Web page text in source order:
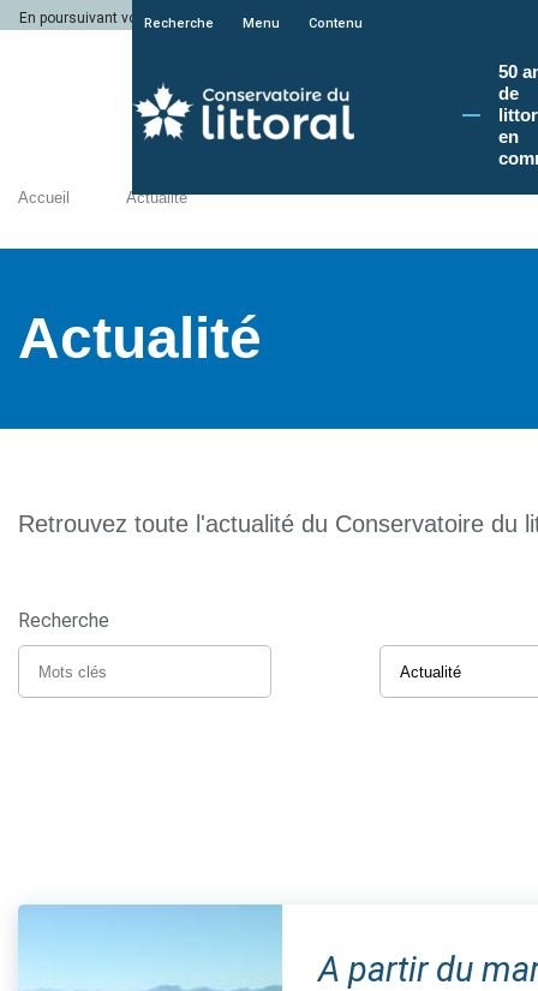
En poursuivant votre navigation sur le site du Conservatoire du littoral, vous
Recherche Menu Contenu
50
de
en
Accueil Actualité
Actualité
Retrouvez toute l'actualité du Conservatoire du
Recherche
A partir du